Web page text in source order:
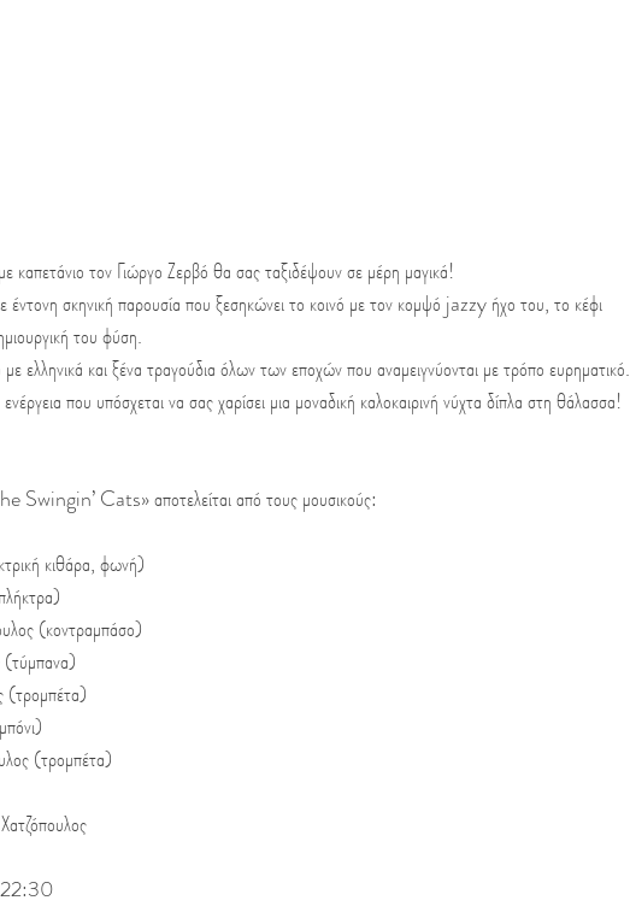
τον Γιώργο Ζερβό θα σας ταξιδέψουν σε μέρη μαγικά!
έντονη σκηνική παρουσία που ξεσηκώνει το κοινό με τον κομψό jazzy ήχο του, το κέφι
του φύση.
ελληνικά και ξένα τραγούδια όλων των εποχών που αναμειγνύονται με τρόπο ευρηματικό.
που υπόσχεται να σας χαρίσει μια μοναδική καλοκαιρινή νύχτα δίπλα στη θάλασσα!
Swingin’ Cats» αποτελείται από τους μουσικούς:
κιθάρα, φωνή)
(κοντραμπάσο)
(τρομπέτα)
(τρομπέτα)
22:30